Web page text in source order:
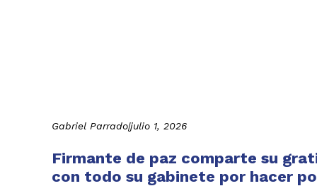
Gabriel Parrado|julio 1, 2026
Firmante de paz comparte su
con todo su gabinete por hacer